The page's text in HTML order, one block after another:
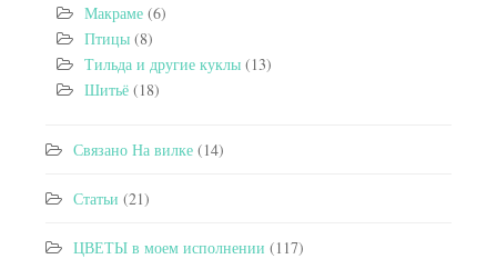
Макраме (6)
Птицы (8)
Тильда и другие куклы (13)
Шитьё (18)
Связано На вилке (14)
Статьи (21)
ЦВЕТЫ в моем исполнении (117)